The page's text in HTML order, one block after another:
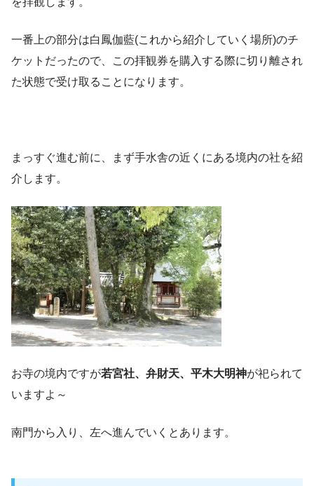
一番上の部分は白鳳伽藍(これから紹介していく場所)のチ
ケットだったので、この拝観券を購入する際に切り離され
た状態で受け取ることになります。
まっすぐ進む前に、まず手水舎の近くにある境内の社を紹
介します。
お寺の境内ですが若宮社、弁財天、平木大明神が祀られて
いますよ～
南門から入り、左へ進んでいくとあります。